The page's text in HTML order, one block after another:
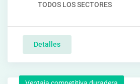
TODOS LOS SECTORES
Detalles